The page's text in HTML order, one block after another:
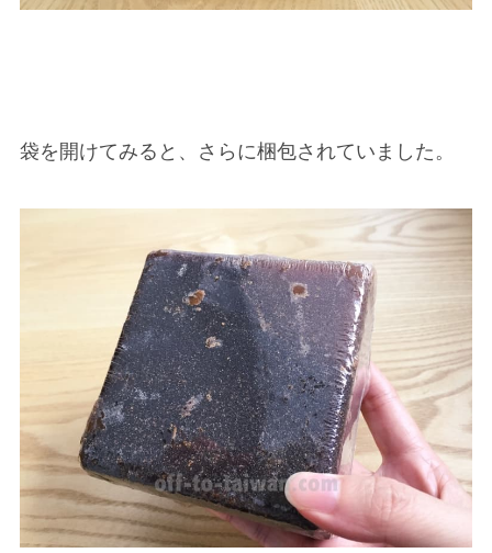
袋を開けてみると、さらに梱包されていました。